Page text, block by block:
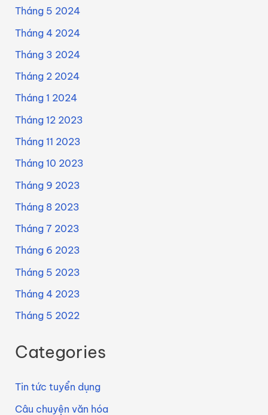
Tháng 5 2024
Tháng 4 2024
Tháng 3 2024
Tháng 2 2024
Tháng 1 2024
Tháng 12 2023
Tháng 11 2023
Tháng 10 2023
Tháng 9 2023
Tháng 8 2023
Tháng 7 2023
Tháng 6 2023
Tháng 5 2023
Tháng 4 2023
Tháng 5 2022
Categories
Tin tức tuyển dụng
Câu chuyện văn hóa